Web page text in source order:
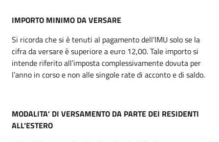
IMPORTO MINIMO DA VERSARE
Si ricorda che si è tenuti al pagamento dell’IMU solo se la
cifra da versare è superiore a euro 12,00. Tale importo si
intende riferito all’imposta complessivamente dovuta per
l’anno in corso e non alle singole rate di acconto e di saldo.
MODALITA’ DI VERSAMENTO DA PARTE DEI RESIDENTI
ALL’ESTERO